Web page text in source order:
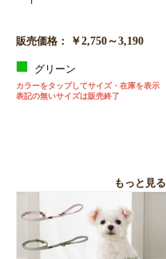
販売価格： ￥2,750～3,190
グリーン
カラーをタップしてサイズ・在庫を表示
表記の無いサイズは販売終了
もっと見る